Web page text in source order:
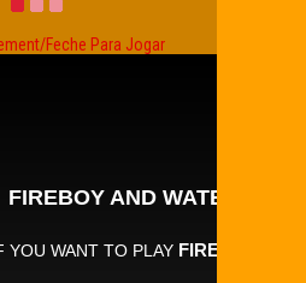
Feche Para Jogar